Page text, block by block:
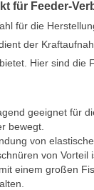
für Feeder-
für die
der
Hier sind die
geeignet für
bewegt.
von
von Vorteil
einem großen